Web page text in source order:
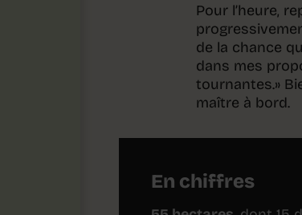
Pour l’heure,
de la chance
dans mes
tournantes.»
maître à bord.
En chiffres